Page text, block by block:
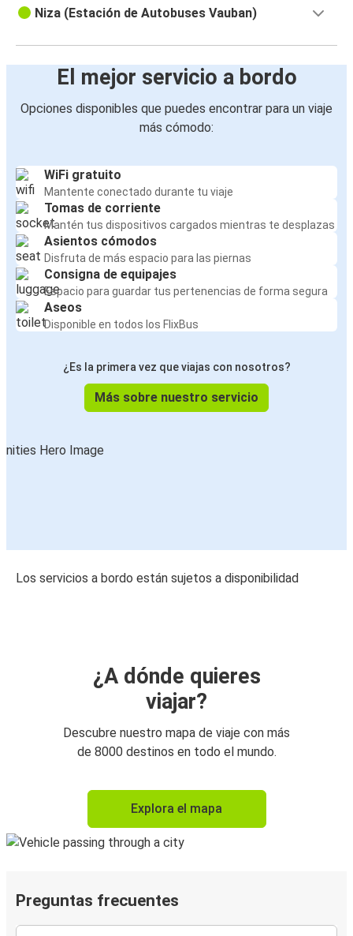
Niza (Estación de Autobuses Vauban)
El mejor servicio a bordo
Opciones disponibles que puedes encontrar para un viaje
más cómodo:
WiFi gratuito
Mantente conectado durante tu viaje
Tomas de corriente
Mantén tus dispositivos cargados mientras te desplazas
Asientos cómodos
Disfruta de más espacio para las piernas
Consigna de equipajes
Espacio para guardar tus pertenencias de forma segura
Aseos
Disponible en todos los FlixBus
¿Es la primera vez que viajas con nosotros?
Más sobre nuestro servicio
Los servicios a bordo están sujetos a disponibilidad
¿A dónde quieres
viajar?
Descubre nuestro mapa de viaje con más
de 8000 destinos en todo el mundo.
Explora el mapa
Preguntas frecuentes